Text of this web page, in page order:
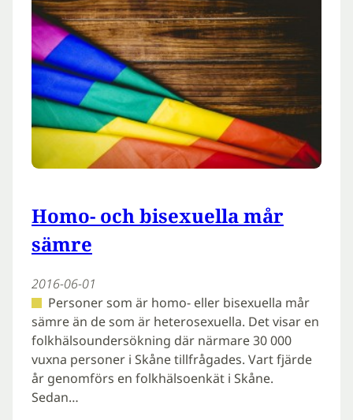
Homo- och bisexuella mår
sämre
2016-06-01
Personer som är homo- eller bisexuella mår
sämre än de som är heterosexuella. Det visar en
folkhälsoundersökning där närmare 30 000
vuxna personer i Skåne tillfrågades. Vart fjärde
år genomförs en folkhälsoenkät i Skåne.
Sedan…